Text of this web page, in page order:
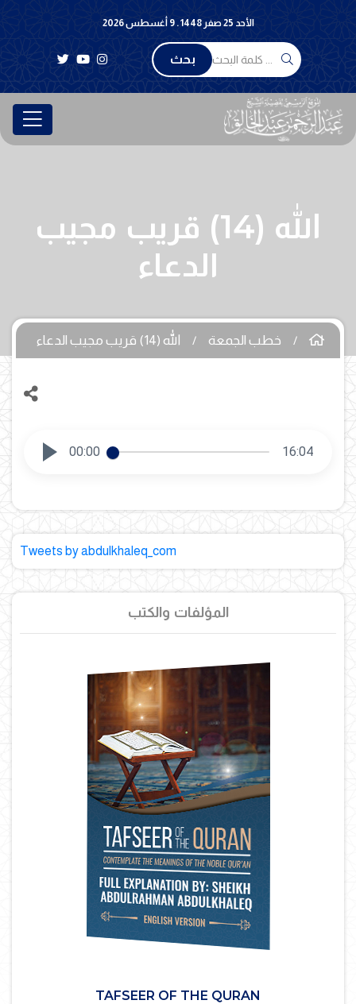
الأحد 25 صفر 1448 . 9 أغسطس 2026
بحث
الله (14) قريب مجيب
الدعاء
خطب الجمعة الله (14) قريب مجيب الدعاء
00:00 16:04
Tweets by abdulkhaleq_com
المؤلفات والكتب
TAFSEER OF THE QURAN